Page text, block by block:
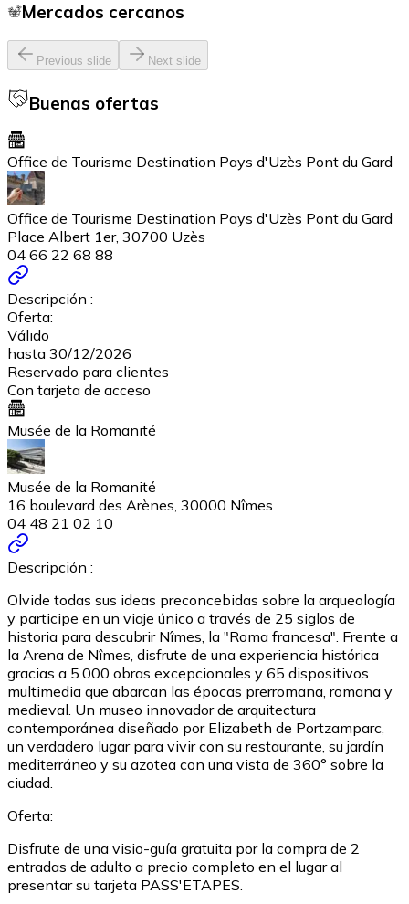
Mercados cercanos
Previous slide Next slide
Buenas ofertas
Office de Tourisme Destination Pays d'Uzès Pont du Gard
Office de Tourisme Destination Pays d'Uzès Pont du Gard
Place Albert 1er, 30700 Uzès
04 66 22 68 88
Descripción :
Oferta:
Válido
hasta 30/12/2026
Reservado para clientes
Con tarjeta de acceso
Musée de la Romanité
Musée de la Romanité
16 boulevard des Arènes, 30000 Nîmes
04 48 21 02 10
Descripción :
Olvide todas sus ideas preconcebidas sobre la arqueología
y participe en un viaje único a través de 25 siglos de
historia para descubrir Nîmes, la "Roma francesa". Frente a
la Arena de Nîmes, disfrute de una experiencia histórica
gracias a 5.000 obras excepcionales y 65 dispositivos
multimedia que abarcan las épocas prerromana, romana y
medieval. Un museo innovador de arquitectura
contemporánea diseñado por Elizabeth de Portzamparc,
un verdadero lugar para vivir con su restaurante, su jardín
mediterráneo y su azotea con una vista de 360° sobre la
ciudad.
Oferta:
Disfrute de una visio-guía gratuita por la compra de 2
entradas de adulto a precio completo en el lugar al
presentar su tarjeta PASS'ETAPES.